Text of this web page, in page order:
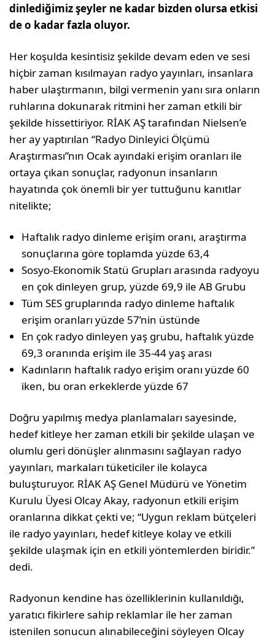
dinlediğimiz şeyler ne kadar bizden olursa etkisi
de o kadar fazla oluyor.
Her koşulda kesintisiz şekilde devam eden ve sesi
hiçbir zaman kısılmayan radyo yayınları, insanlara
haber ulaştırmanın, bilgi vermenin yanı sıra onların
ruhlarına dokunarak ritmini her zaman etkili bir
şekilde hissettiriyor. RİAK AŞ tarafından Nielsen’e
her ay yaptırılan “Radyo Dinleyici Ölçümü
Araştırması”nın Ocak ayındaki erişim oranları ile
ortaya çıkan sonuçlar, radyonun insanların
hayatında çok önemli bir yer tuttuğunu kanıtlar
nitelikte;
Haftalık radyo dinleme erişim oranı, araştırma
sonuçlarına göre toplamda yüzde 63,4
Sosyo-Ekonomik Statü Grupları arasında radyoyu
en çok dinleyen grup, yüzde 69,9 ile AB Grubu
Tüm SES gruplarında radyo dinleme haftalık
erişim oranları yüzde 57’nin üstünde
En çok radyo dinleyen yaş grubu, haftalık yüzde
69,3 oranında erişim ile 35-44 yaş arası
Kadınların haftalık radyo erişim oranı yüzde 60
iken, bu oran erkeklerde yüzde 67
Doğru yapılmış medya planlamaları sayesinde,
hedef kitleye her zaman etkili bir şekilde ulaşan ve
olumlu geri dönüşler alınmasını sağlayan radyo
yayınları, markaları tüketiciler ile kolayca
buluşturuyor. RİAK AŞ Genel Müdürü ve Yönetim
Kurulu Üyesi Olcay Akay, radyonun etkili erişim
oranlarına dikkat çekti ve; “Uygun reklam bütçeleri
ile radyo yayınları, hedef kitleye kolay ve etkili
şekilde ulaşmak için en etkili yöntemlerden biridir.”
dedi.
Radyonun kendine has özelliklerinin kullanıldığı,
yaratıcı fikirlere sahip reklamlar ile her zaman
istenilen sonucun alınabileceğini söyleyen Olcay